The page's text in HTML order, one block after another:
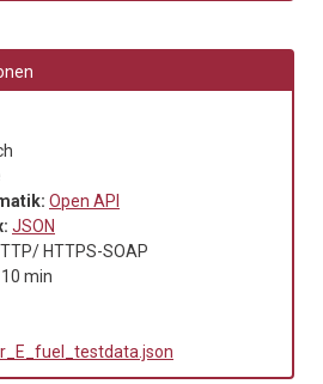
Open API
JSON
HTTPS-SOAP
10 min